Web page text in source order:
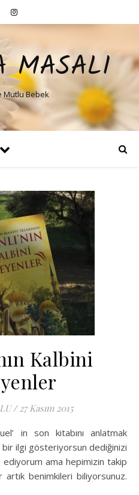
MASALI
Mutlu Bebek
Kalbini
/ 27 Kasım 2015
bir ilgi gösteriyorsun dediğinizi
ama hepimizin takip
artık benimkileri biliyorsunuz.